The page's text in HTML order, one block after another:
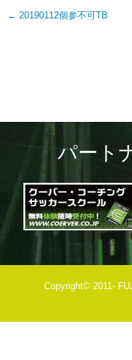
Post
← 20190112個参不可TB
パート
Copyright© 2011-